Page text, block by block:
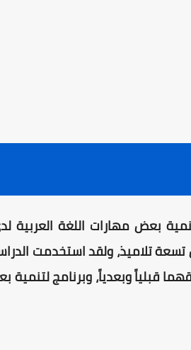
بعض مهارات اللغة العربية
تلاميذ، ولقد استخدمت
قبلياً وبعدياً، وبرنامج